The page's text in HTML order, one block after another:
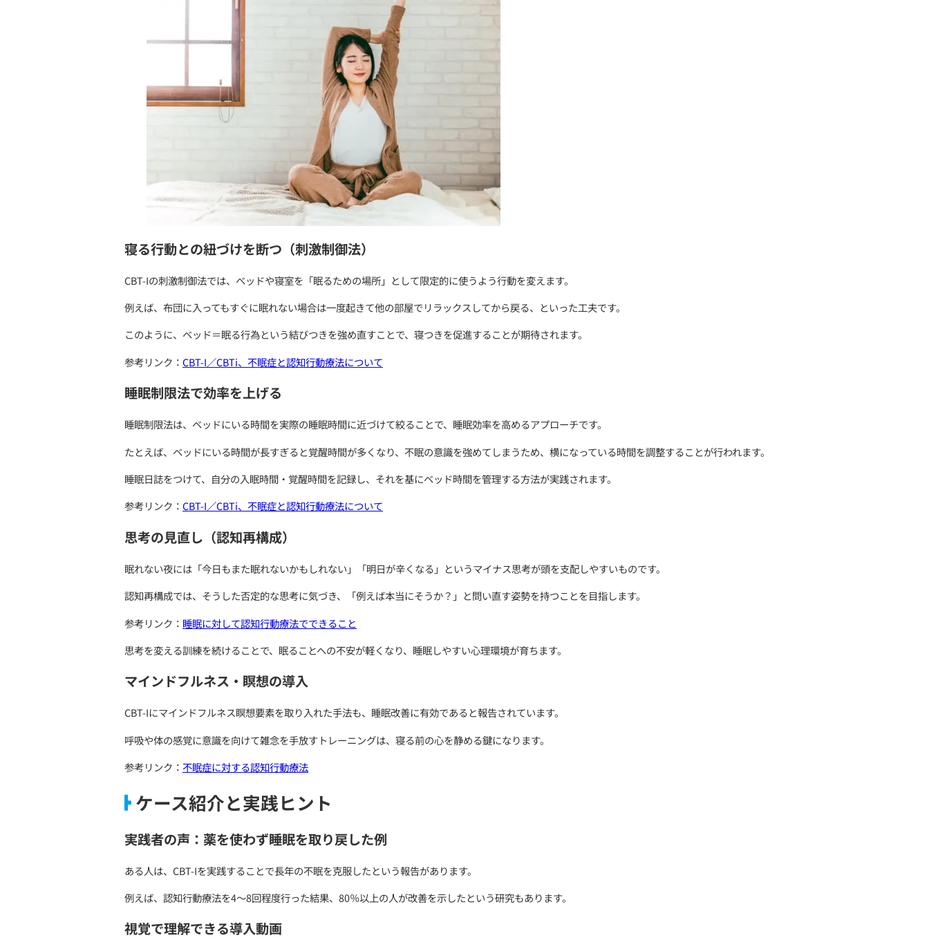
適度な運動を日中に取り入れる
寝室環境（光・温度・音）を快適に整える
就寝前にぬるめのお風呂に入るなど体を温める
これらを地道に継続することで、薬なしでも眠りのベースを安定させる力がついていきます。
参考リンク：薬を使わない治療（非薬物療法）
毎日同じ時間に起きて、朝の光を浴びる習慣は体内時計を整える上で欠かせません。
光は覚醒を促し、夜には自然と眠気を誘うホルモン（メラトニン）の分泌を助けます。
また、昼寝はなるべく短時間（20分程度）にとどめ、午後遅くにはとらないようにするのがよいでしょう。過度な昼寝は夜の睡眠を乱す要因
参考リンク： 精神科専門医が説明：薬に頼らず自分で治す不眠症
より深めたい工夫とスキル
寝る行動との紐づけを断つ（刺激制御法）
CBT-Iの刺激制御法では、ベッドや寝室を「眠るための場所」として限定的に使うよう行動を変えます。
例えば、布団に入ってもすぐに眠れない場合は一度起きて他の部屋でリラックスしてから戻る、といった工夫です。
このように、ベッド＝眠る行為という結びつきを強め直すことで、寝つきを促進することが期待されます。
参考リンク：CBT-I／CBTi、不眠症と認知行動療法について
睡眠制限法で効率を上げる